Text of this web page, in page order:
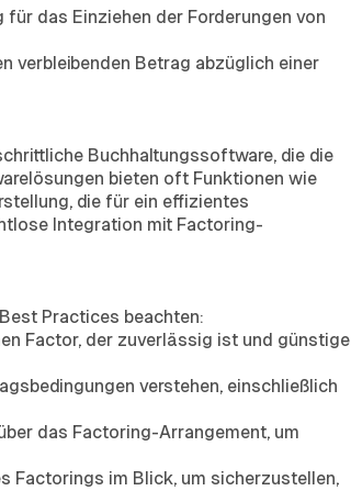
das Einziehen der Forderungen von
verbleibenden Betrag abzüglich einer
Buchhaltungssoftware, die die
bieten oft Funktionen wie
die für ein effizientes
Integration mit Factoring-
Practices beachten:
Factor, der zuverlässig ist und günstige
verstehen, einschließlich
das Factoring-Arrangement, um
Factorings im Blick, um sicherzustellen,